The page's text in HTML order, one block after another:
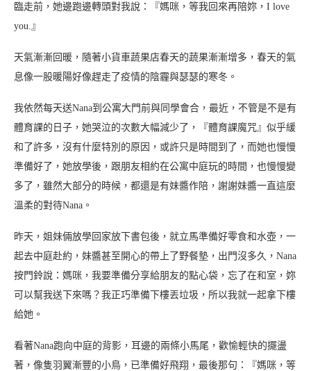
臨走前，她邊跑邊轉頭對我說：『媽咪，等我回來再陪妳，I love
you.』
天氣漸漸回暖，隨著小貨車蔬果店春天的蔬果漸漸增多，春天的氣
息像一股暖陽好像趕走了疫情的陰霾與瑟瑟的寒冬。
我依然每天送Nana到公寓大門前與同學會合，最近，不管是不是有
體育課的日子，她哭泣的次數大幅減少了，『體育課魔咒』似乎緩
和了許多，沒有什麼特別的原因，或許只是時間到了，而她也慢慢
準備好了，她放學後，跟朋友相約在公寓中庭玩的時間，也慢慢變
多了，雖然大部分的時候，都還是有妹醬作陪，謝謝妹醬一直這麼
溫柔的對待Nana。
昨天，姐妹倆放學回家放下書包後，就立馬準備好零食和水壺，一
起去中庭赴約，妹醬甚至開心的帶上了野餐墊，出門沒多久，Nana
按門鈴說：媽咪，我要準備分享給朋友的點心袋，忘了在和室，妳
可以幫我送下來嗎？我正巧準備下樓丟垃圾，所以我就一起拿下樓
給她。
看著Nana跑向中庭的背影，耳邊的兩條小馬尾，歡愉輕快的擺盪
著，像隻羽翼漸豐的小鳥，已準備好飛翔，最後那句：『媽咪，等